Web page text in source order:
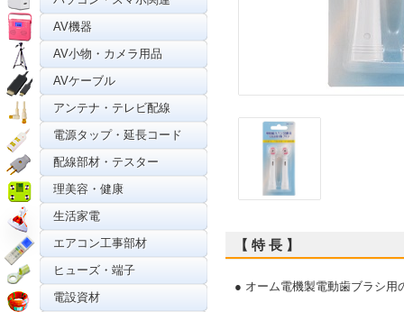
AV機器
AV小物・カメラ用品
AVケーブル
アンテナ・テレビ配線
電源タップ・延長コード
配線部材・テスター
理美容・健康
生活家電
エアコン工事部材
ヒューズ・端子
電設資材
【 特 長 】
● オーム電機製電動歯ブラシ用